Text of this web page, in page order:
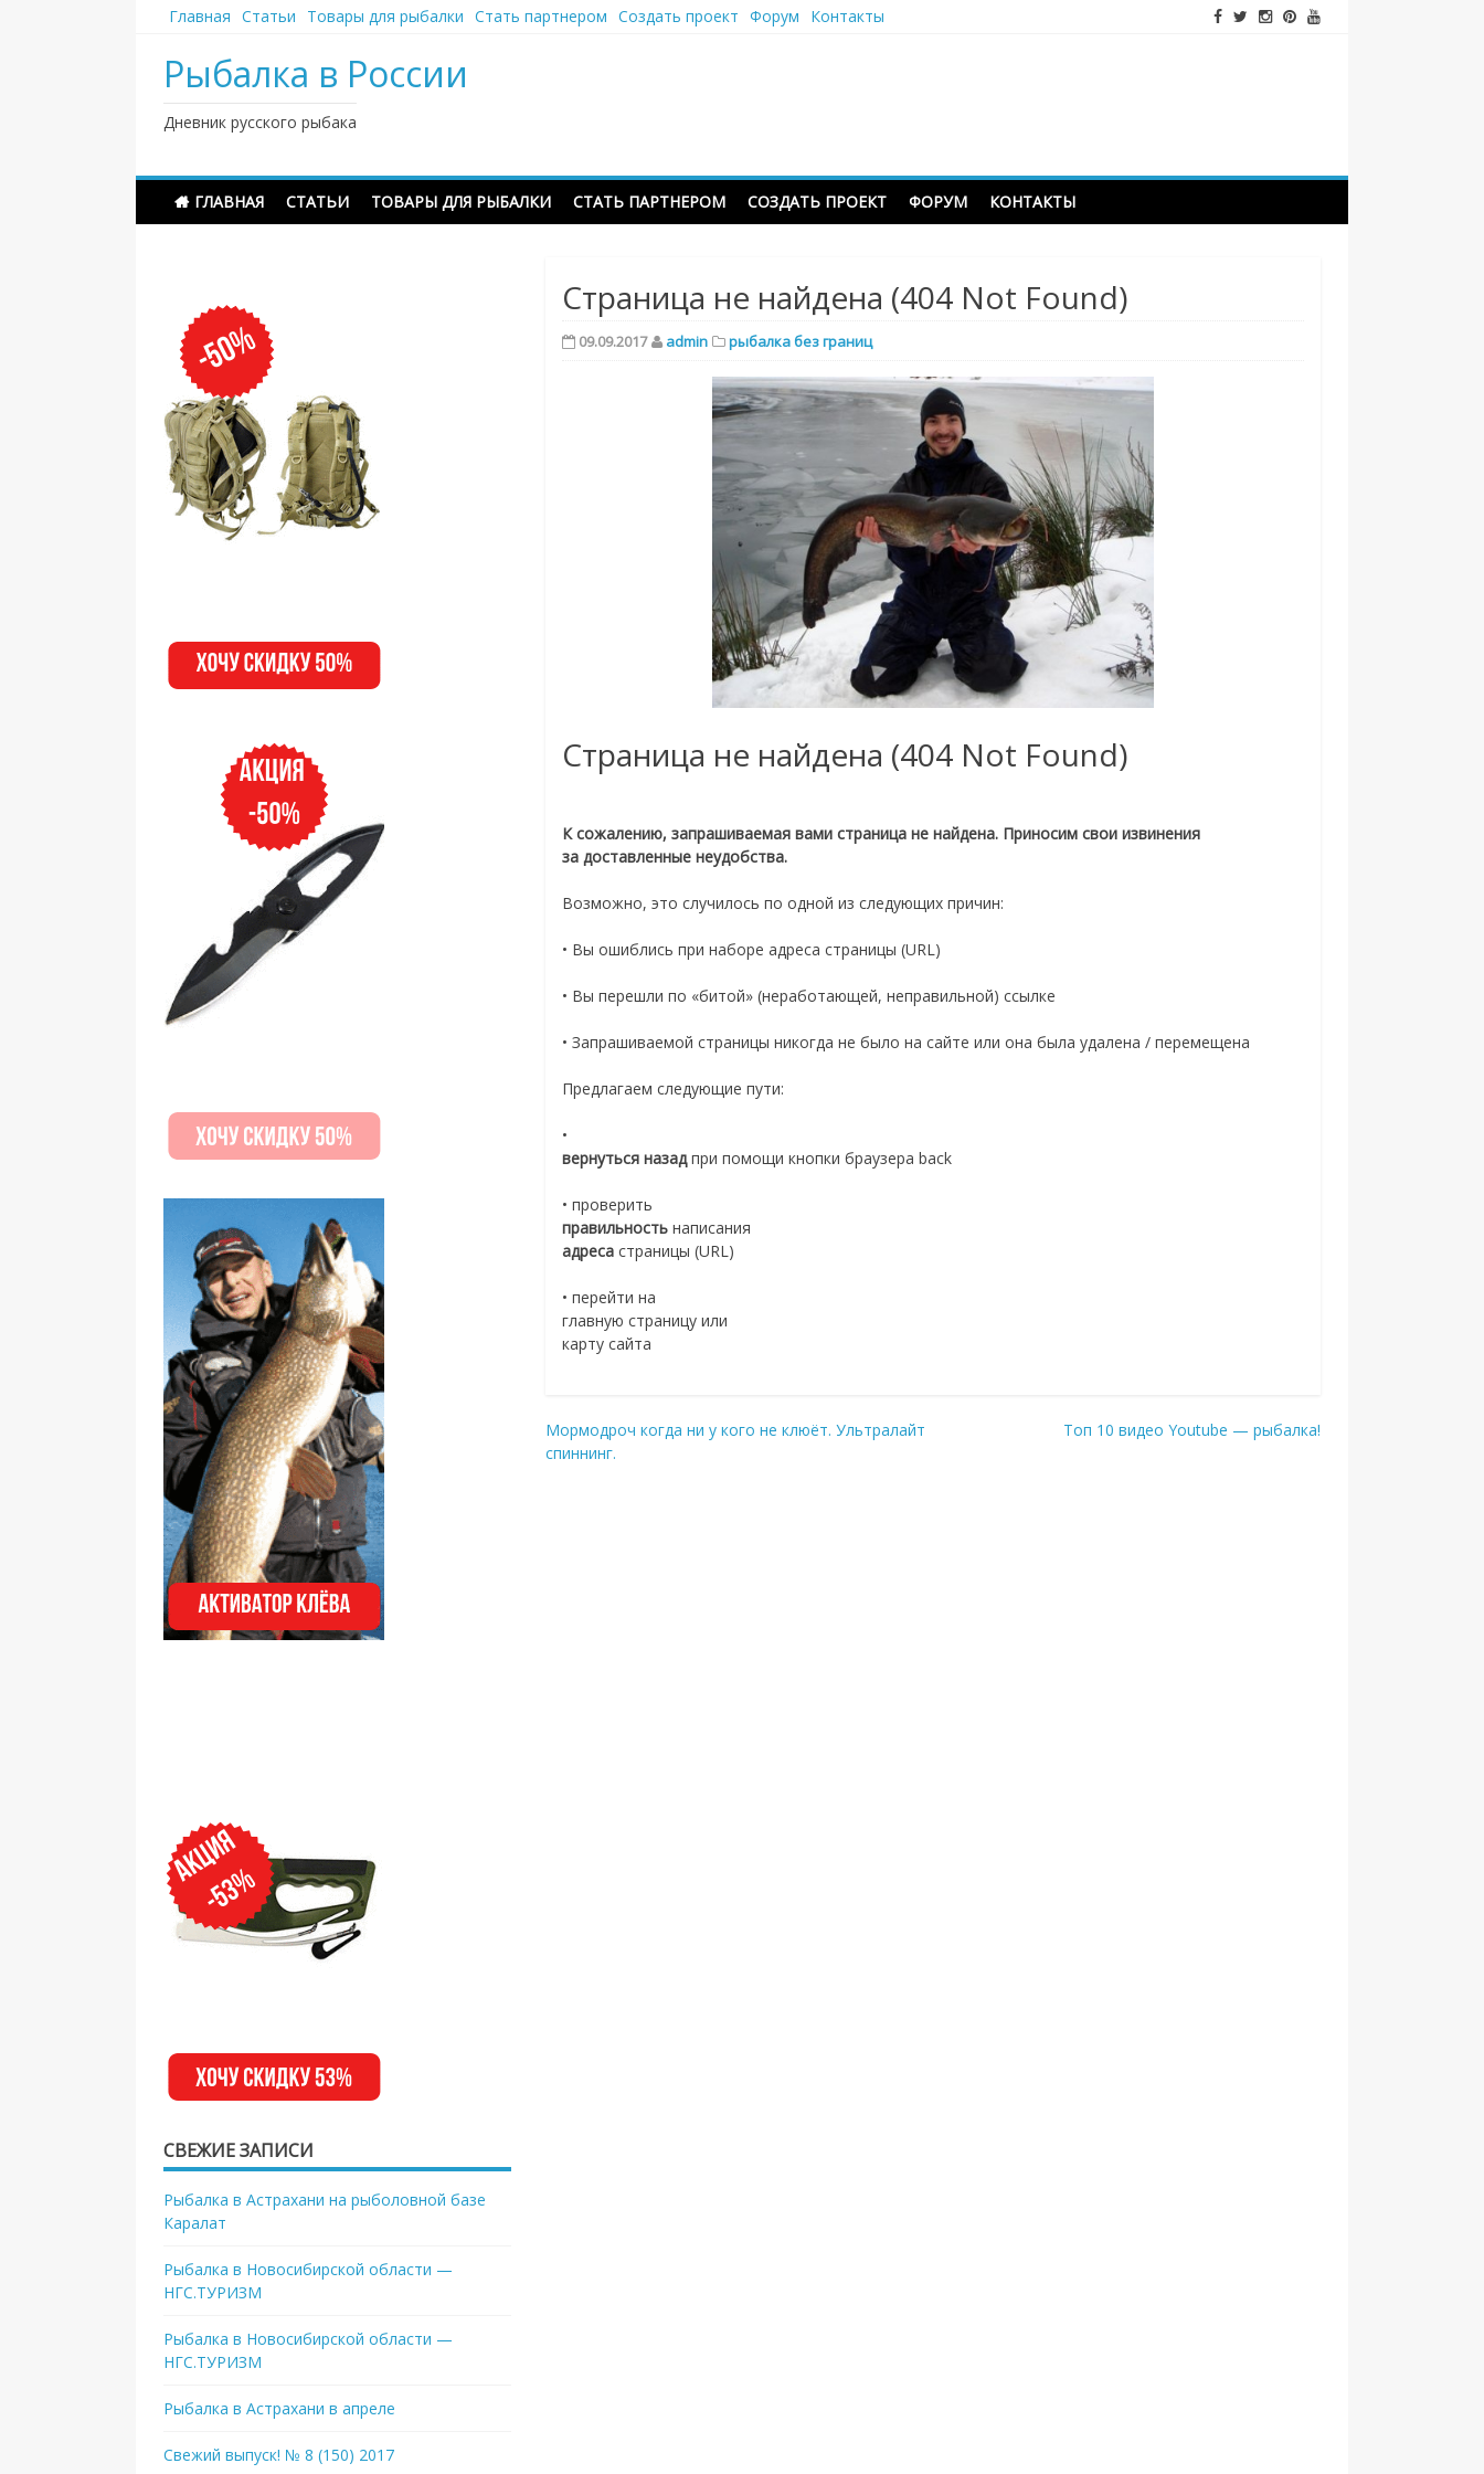
НаверхГлавная Статьи Товары для рыбалки Стать партнером Создать проект Форум Контакты
Рыбалка в России
Дневник русского рыбака
ГЛАВНАЯ СТАТЬИ ТОВАРЫ ДЛЯ РЫБАЛКИ СТАТЬ ПАРТНЕРОМ СОЗДАТЬ ПРОЕКТ ФОРУМ КОНТАКТЫ
Страница не найдена (404 Not Found)
09.09.2017 admin рыбалка без границ
Страница не найдена (404 Not Found)
К сожалению, запрашиваемая вами страница не найдена. Приносим свои извинения
за доставленные неудобства.
Возможно, это случилось по одной из следующих причин:
• Вы ошиблись при наборе адреса страницы (URL)
• Вы перешли по «битой» (неработающей, неправильной) ссылке
• Запрашиваемой страницы никогда не было на сайте или она была удалена / перемещена
Предлагаем следующие пути:
•
вернуться назадпри помощи кнопки браузера back
• проверить
правильность написания
адреса страницы (URL)
• перейти на
главную страницу или
карту сайта
Навигация
Мормодроч когда ни у кого не клюёт. Ультралайт
спиннинг.
Топ 10 видео Youtube — рыбалка!
СВЕЖИЕ ЗАПИСИ
Рыбалка в Астрахани на рыболовной базе
Каралат
Рыбалка в Новосибирской области —
НГС.ТУРИЗМ
Рыбалка в Новосибирской области —
НГС.ТУРИЗМ
Рыбалка в Астрахани в апреле
Свежий выпуск! № 8 (150) 2017